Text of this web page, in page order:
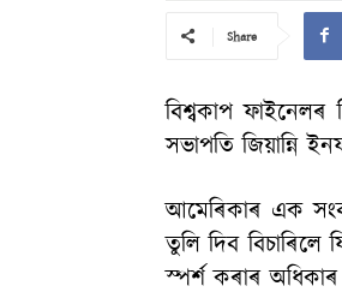
Share
বিশ্বকাপ ফাইনেলৰ
সভাপতি জিয়ান্নি
আমেৰিকাৰ এক
তুলি দিব বিচাৰিলে
স্পৰ্শ কৰাৰ